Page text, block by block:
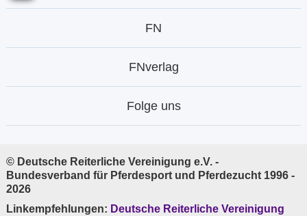
FN
FNverlag
Folge uns
© Deutsche Reiterliche Vereinigung e.V. -
Bundesverband für Pferdesport und Pferdezucht 1996 -
2026
Linkempfehlungen: Deutsche Reiterliche Vereinigung